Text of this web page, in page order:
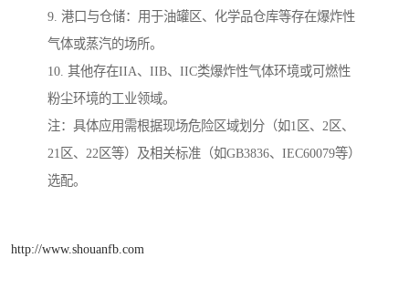
9. 港口与仓储：用于油罐区、化学品仓库等存在爆炸性
气体或蒸汽的场所。
10. 其他存在IIA、IIB、IIC类爆炸性气体环境或可燃性
粉尘环境的工业领域。
注：具体应用需根据现场危险区域划分（如1区、2区、
21区、22区等）及相关标准（如GB3836、IEC60079等）
选配。
http://www.shouanfb.com